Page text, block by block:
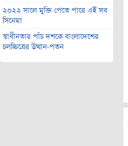
২০২২ সালে মুক্তি পেতে পারে এই সব
সিনেমা
স্বাধীনতার পাঁচ দশকে বাংলাদেশের
চলচ্চিত্রের উত্থান-পতন